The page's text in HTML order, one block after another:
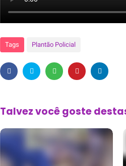
Tags Plantão Policial
Talvez você goste